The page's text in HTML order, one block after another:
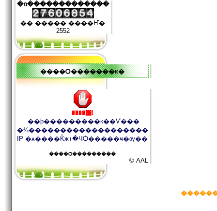
�ռ�������������
�� ����� ����Ҥ�
2552
����Ѻ�������к�
����͹!
��þ���������к��Ѵ���
�¼�������������������
IP �ѧ����Ǩж١�ЧѺ�����ҹ�ѹ��
����Ѻ���������
© AAL